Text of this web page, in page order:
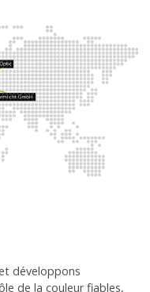
développons
de la couleur fiables,